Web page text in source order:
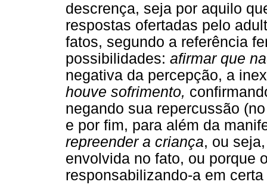
descrença, seja por aquilo
respostas ofertadas pelo
fatos, segundo a referência
possibilidades: afirmar que
negativa da percepção, a
houve sofrimento,
negando sua repercussão
e por fim, para além da
repreender a criança, ou
envolvida no fato, ou porque
responsabilizando-a em